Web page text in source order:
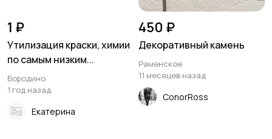
1 ₽
Утилизация краски, химии
по самым низким...
Бородино
1 год назад
Екатерина
450 ₽
Декоративный камень
Раменское
11 месяцев назад
ConorRoss